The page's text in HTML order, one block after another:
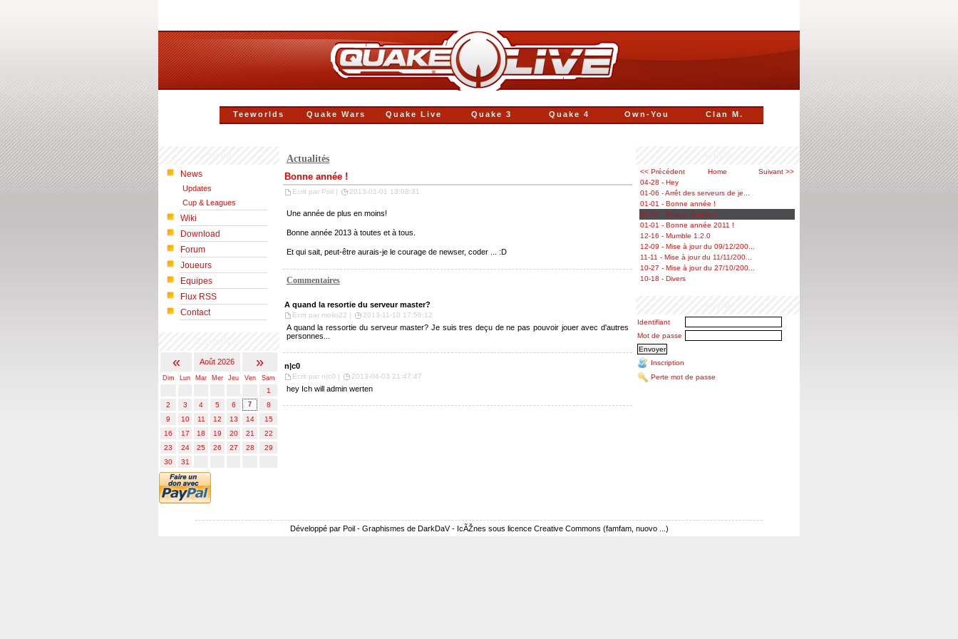
Clan M.
Own-You
Quake 4
Quake 3
Quake Live
Quake Wars
Teeworlds
News
Updates
Cup & Leagues
Wiki
Download
Forum
Joueurs
Equipes
Flux RSS
Contact
« Août 2026 »
Dim Lun Mar Mer Jeu Ven Sam
1
2
3 4 5 6 7
8
9
10 11 12 13 14
15
16
17 18 19 20 21
22
23
24 25 26 27 28
29
30
31
<< Précédent Home
Suivant >>
04-28 - Hey
01-06 - Arrêt des serveurs de je...
01-01 - Bonne année !
01-01 - Bonne année !
01-01 - Bonne année 2011 !
12-16 - Mumble 1.2.0
12-09 - Mise à jour du 09/12/200...
11-11 - Mise à jour du 11/11/200...
10-27 - Mise à jour du 27/10/200...
10-18 - Divers
Identifiant
Mot de passe
Inscription
Perte mot de passe
Actualités
Bonne année !
Ecrit par Poil | 2013-01-01 13:08:31
Une année de plus en moins!
Bonne année 2013 à toutes et à tous.
Et qui sait, peut-être aurais-je le courage de newser, coder ... :D
Commentaires
A quand la resortie du serveur master?
Ecrit par molio22 | 2013-11-10 17:56:12
A quand la ressortie du serveur master? Je suis tres deçu de ne pas pouvoir jouer avec d'autres
personnes...
n|c0
Ecrit par n|c0 | 2013-04-03 21:47:47
hey Ich will admin werten
Développé par Poil - Graphismes de DarkDaV - IcÃŽnes sous licence Creative Commons (famfam, nuovo ...)